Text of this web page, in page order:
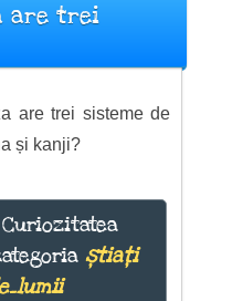
are trei
are trei sisteme de
și kanji?
știați